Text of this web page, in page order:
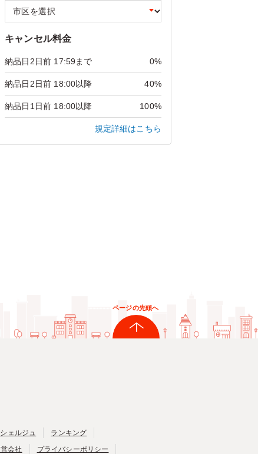
キャンセル料金
納品日2日前 17:59まで 0%
納品日2日前 18:00以降 40%
納品日1日前 18:00以降 100%
規定詳細はこちら
ページの先頭へ
ェルジュ
ランキング
会社 プライバシーポリシー